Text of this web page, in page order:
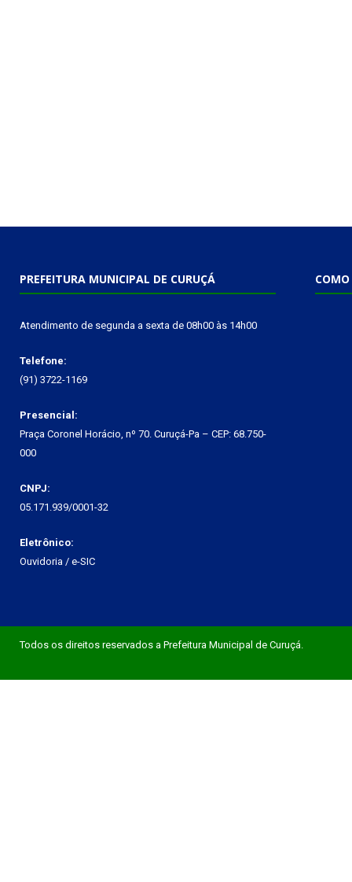
PREFEITURA MUNICIPAL DE CURUÇÁ
Atendimento de segunda a sexta de 08h00 às 14h00
Telefone:
(91) 3722-1169
Presencial:
Praça Coronel Horácio, nº 70. Curuçá-Pa – CEP: 68.750-
000
CNPJ:
05.171.939/0001-32
Eletrônico:
Ouvidoria / e-SIC
COMO
Todos os direitos reservados a Prefeitura Municipal de Curuçá.